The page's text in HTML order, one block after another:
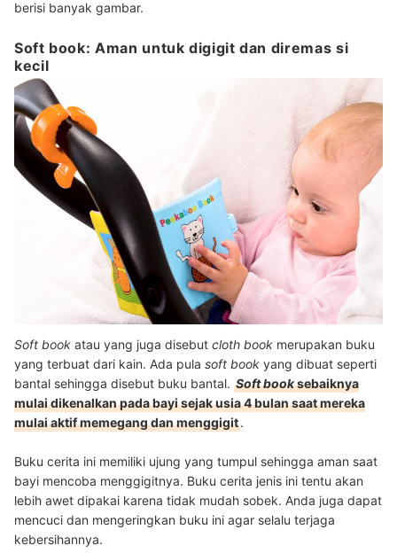
berisi banyak gambar.
Soft book: Aman untuk digigit dan diremas si
kecil
Soft book atau yang juga disebut cloth book merupakan buku
yang terbuat dari kain. Ada pula soft book yang dibuat seperti
bantal sehingga disebut buku bantal. Soft booksebaiknya
mulai dikenalkan pada bayi sejak usia 4 bulan saat mereka
mulai aktif memegang dan menggigit.
Buku cerita ini memiliki ujung yang tumpul sehingga aman saat
bayi mencoba menggigitnya. Buku cerita jenis ini tentu akan
lebih awet dipakai karena tidak mudah sobek. Anda juga dapat
mencuci dan mengeringkan buku ini agar selalu terjaga
kebersihannya.